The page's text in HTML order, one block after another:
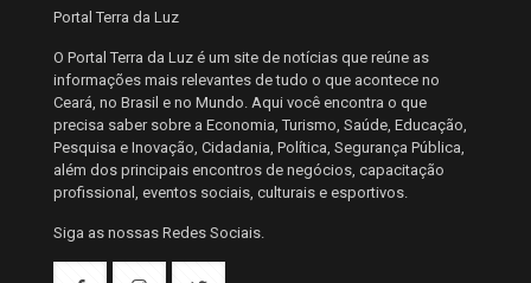
Portal Terra da Luz
O Portal Terra da Luz é um site de notícias que reúne as
informações mais relevantes de tudo o que acontece no
Ceará, no Brasil e no Mundo. Aqui você encontra o que
precisa saber sobre a Economia, Turismo, Saúde, Educação,
Pesquisa e Inovação, Cidadania, Política, Segurança Pública,
além dos principais encontros de negócios, capacitação
profissional, eventos sociais, culturais e esportivos.
Siga as nossas Redes Sociais.